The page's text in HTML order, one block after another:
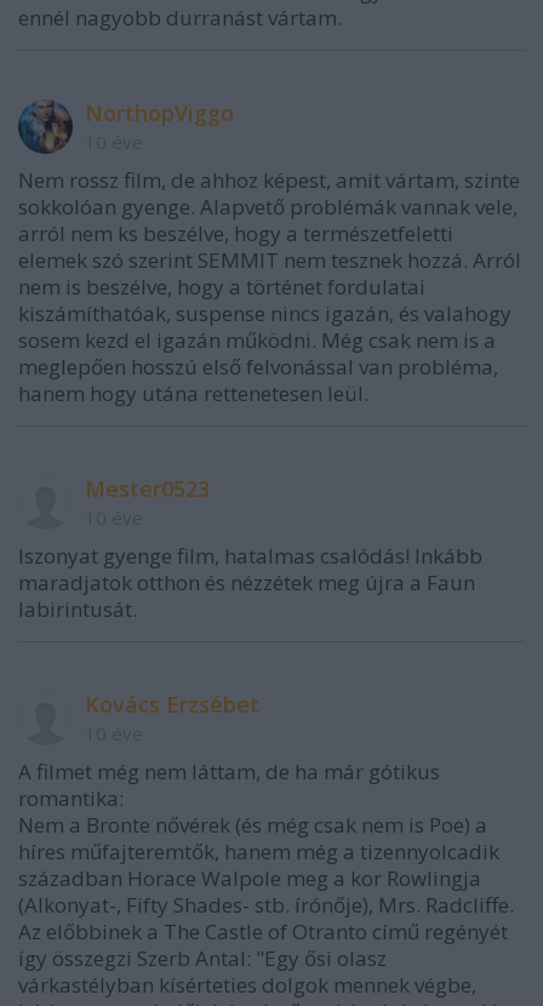
ennél nagyobb durranást vártam.
NorthopViggo
Nem rossz film, de ahhoz képest, amit vártam, szinte
sokkolóan gyenge. Alapvető problémák vannak vele,
arról nem ks beszélve, hogy a természetfeletti
elemek szó szerint SEMMIT nem tesznek hozzá. Arról
nem is beszélve, hogy a történet fordulatai
kiszámíthatóak, suspense nincs igazán, és valahogy
sosem kezd el igazán működni. Még csak nem is a
meglepően hosszú első felvonással van probléma,
hanem hogy utána rettenetesen leül.
Mester0523
Iszonyat gyenge film, hatalmas csalódás! Inkább
maradjatok otthon és nézzétek meg újra a Faun
labirintusát.
Kovács Erzsébet
A filmet még nem láttam, de ha már gótikus
romantika:
Nem a Bronte nővérek (és még csak nem is Poe) a
híres műfajteremtők, hanem még a tizennyolcadik
században Horace Walpole meg a kor Rowlingja
(Alkonyat-, Fifty Shades- stb. írónője), Mrs. Radcliffe.
Az előbbinek a The Castle of Otranto című regényét
így összegzi Szerb Antal: "Egy ősi olasz
várkastélyban kísérteties dolgok mennek végbe,